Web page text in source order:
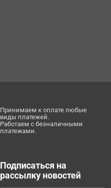
Принимаем к оплате любые
виды платежей.
Работаем с безналичными
платежами.
Подписаться на
рассылку новостей